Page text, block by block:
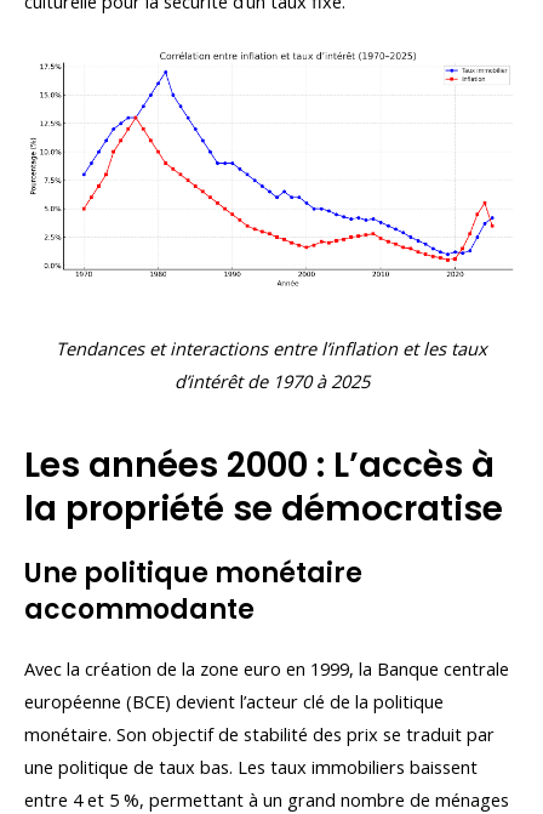
Tendances et interactions entre l’inflation et les taux
d’intérêt de 1970 à 2025
Les années 2000 : L’accès à
la propriété se démocratise
Une politique monétaire
accommodante
Avec la création de la zone euro en 1999, la Banque centrale
européenne (BCE) devient l’acteur clé de la politique
monétaire. Son objectif de stabilité des prix se traduit par
une politique de taux bas. Les taux immobiliers baissent
entre 4 et 5 %, permettant à un grand nombre de ménages